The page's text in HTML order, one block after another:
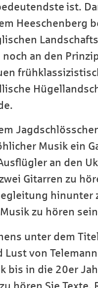
ist.
Heeschenberg
an den
Musik ein
an den
Gitarren zu
hinunter
zu hören
unter dem Titel
von
bis in die 20er